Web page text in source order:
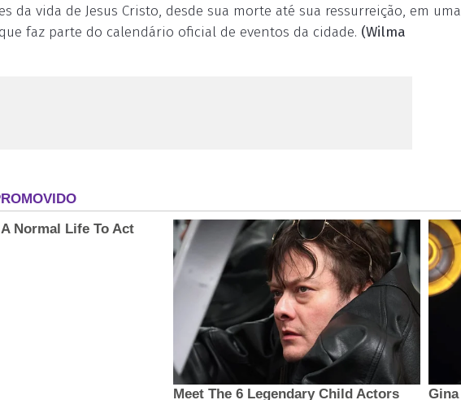
da vida de Jesus Cristo, desde sua morte até sua ressurreição, em uma
faz parte do calendário oficial de eventos da cidade. (Wilma